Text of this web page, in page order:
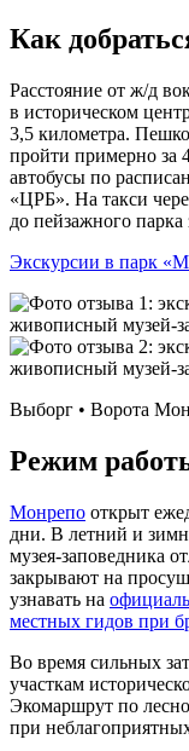
Как
Расстояние от ж/д
в историческом
3,5 километра.
пройти примерно за
автобусы по
«ЦРБ». На такси
до пейзажного парка
Экскурсии в парк
Выборг • Ворота
Режим
Монрепо открыт
дни. В летний и
музея‑заповедника
закрывают на
узнавать на
местных гидов при
Во время сильных
участкам
Экомаршрут по
при